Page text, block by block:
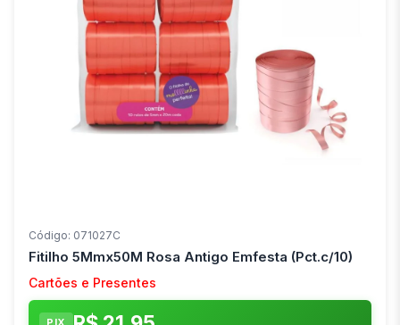
Código: 071027C
Fitilho 5Mmx50M Rosa Antigo Emfesta (Pct.c/10)
Cartões e Presentes
PIX